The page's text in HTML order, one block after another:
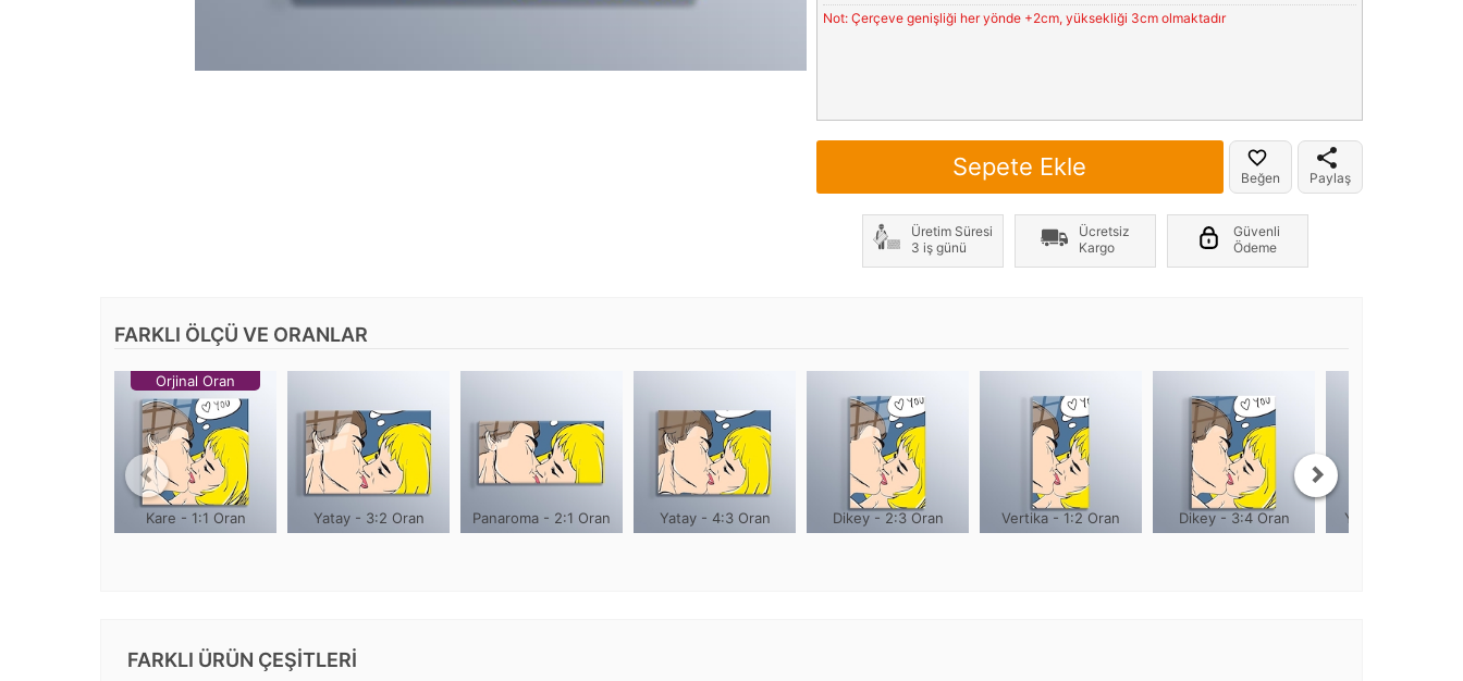
Not: Çerçeve genişliği her yönde +2cm, yüksekliği 3cm olmaktadır
Sepete Ekle Beğen Paylaş
Üretim Süresi
3 iş günü
Ücretsiz
Kargo
Güvenli
Ödeme
FARKLI ÖLÇÜ VE ORANLAR
Orjinal Oran
Kare - 1:1 Oran Yatay - 3:2 Oran Panaroma - 2:1 Oran Yatay - 4:3 Oran Dikey - 2:3 Oran Vertika - 1:2 Oran Dikey - 3:4 Oran Yuvarlak - 1:1
FARKLI ÜRÜN ÇEŞİTLERİ